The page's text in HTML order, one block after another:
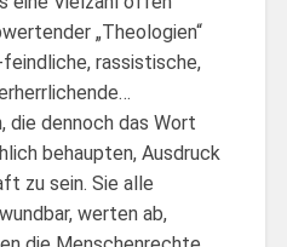
„Theologien“
rassistische,
die dennoch das Wort
behaupten, Ausdruck
zu sein. Sie alle
werten ab,